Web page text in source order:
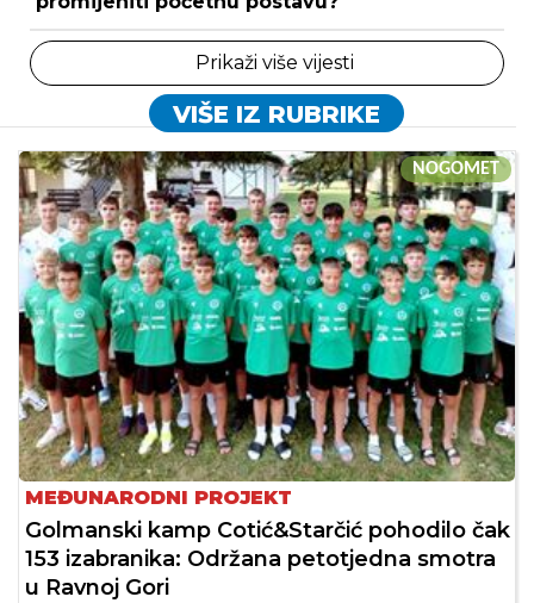
Prikaži više vijesti
VIŠE IZ RUBRIKE
NOGOMET
MEĐUNARODNI PROJEKT
Golmanski kamp Cotić&Starčić pohodilo čak
153 izabranika: Održana petotjedna smotra
u Ravnoj Gori